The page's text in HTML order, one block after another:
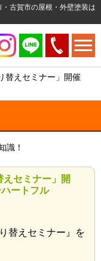
古賀市の屋根・外壁塗装は
替えセミナー」開催
識！
セミナー」開
ートフル
替えセミナー』を